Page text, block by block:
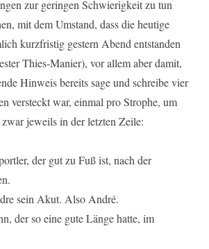
zur geringen Schwierigkeit zu tun
mit dem Umstand, dass die heutige
kurzfristig gestern Abend entstanden
Thies-Manier), vor allem aber damit,
Hinweis bereits sage und schreibe vier
versteckt war, einmal pro Strophe, um
jeweils in der letzten Zeile:
der gut zu Fuß ist, nach der
sein Akut. Also André.
der so eine gute Länge hatte, im